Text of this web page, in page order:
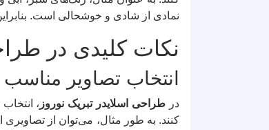
نمادی از شادی و خوشحالی است.
نکات کلیدی در
انتخاب تصاویر مناسب
در طراحی اسلایدر تبریک نوروز ،
کنند. به طور مثال، می‌توان از